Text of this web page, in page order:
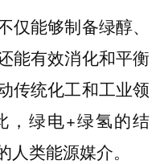
能够制备绿醇、
能有效消化和平衡
传统化工和工业领
，绿电+绿氢的结
类能源媒介。